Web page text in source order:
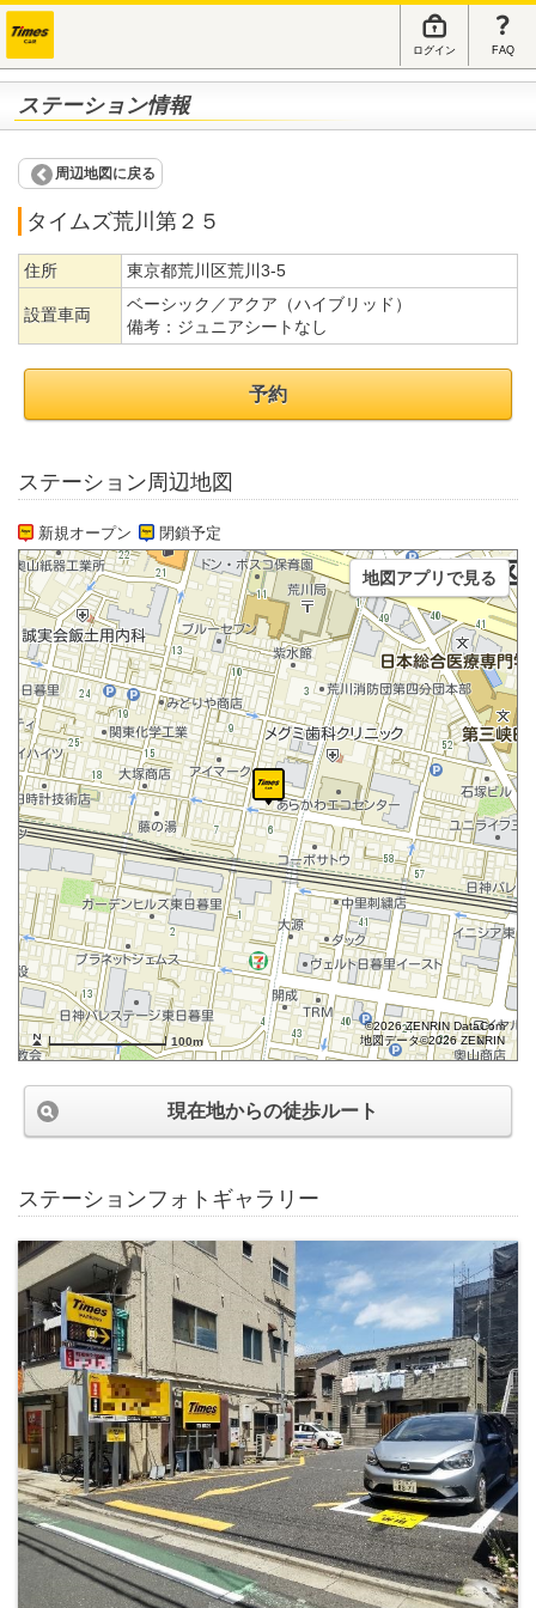
ログイン FAQ
ステーション情報
周辺地図に戻る
タイムズ荒川第２５
住所 東京都荒川区荒川3-5
設置車両
ベーシック／アクア（ハイブリッド）
備考： ジュニアシートなし
予約
ステーション周辺地図
新規オープン 閉鎖予定
100m
©2026 ZENRIN DataCom
地図データ©2026 ZENRIN
地図アプリで見る
現在地からの徒歩ルート
ステーションフォトギャラリー